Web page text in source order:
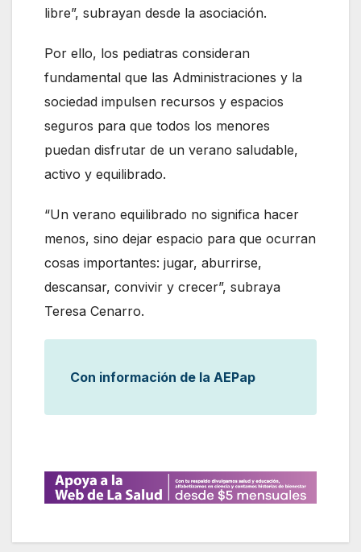
libre”, subrayan desde la asociación.
Por ello, los pediatras consideran
fundamental que las Administraciones y la
sociedad impulsen recursos y espacios
seguros para que todos los menores
puedan disfrutar de un verano saludable,
activo y equilibrado.
“Un verano equilibrado no significa hacer
menos, sino dejar espacio para que ocurran
cosas importantes: jugar, aburrirse,
descansar, convivir y crecer”, subraya
Teresa Cenarro.
Con información de la AEPap